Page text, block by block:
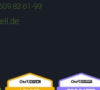
83 61-99